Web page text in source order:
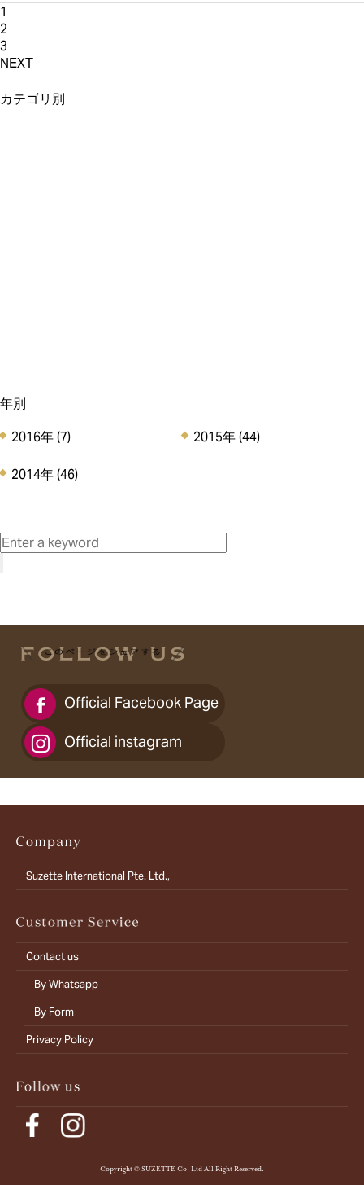
1
2
3
NEXT
カテゴリ別
年別
2016年(7) 2015年(44)
2014年(46)
Official Facebook Page
Official instagram
Suzette International Pte. Ltd.,
Contact us
By Whatsapp
By Form
Privacy Policy
Copyright © SUZETTE Co. Ltd All Right Reserved.